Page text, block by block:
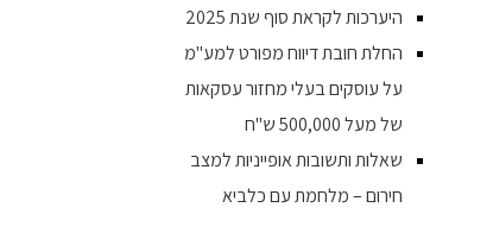
היערכות לקראת סוף שנת 2025
החלת חובת דיווח מפורט למע"מ
על עוסקים בעלי מחזור עסקאות
של מעל 500,000 ש"ח
שאלות ותשובות אופייניות למצב
חירום – מלחמת עם כלביא